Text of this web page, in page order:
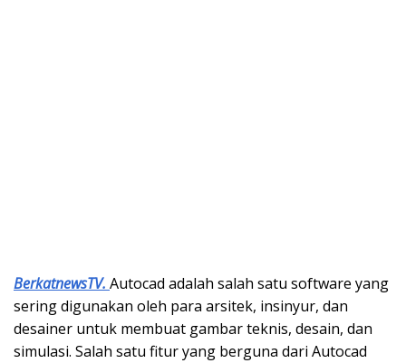
BerkatnewsTV. Autocad adalah salah satu software yang
sering digunakan oleh para arsitek, insinyur, dan
desainer untuk membuat gambar teknis, desain, dan
simulasi. Salah satu fitur yang berguna dari Autocad